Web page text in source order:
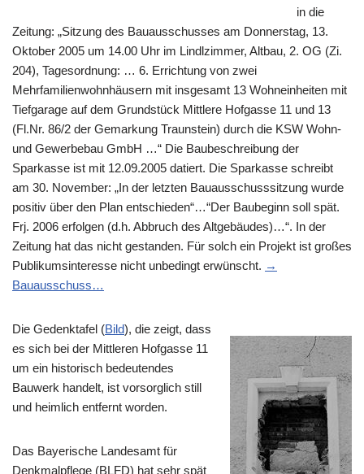
in die
Zeitung: „Sitzung des Bauausschusses am Donnerstag, 13.
Oktober 2005 um 14.00 Uhr im Lindlzimmer, Altbau, 2. OG (Zi.
204), Tagesordnung: … 6. Errichtung von zwei
Mehrfamilienwohnhäusern mit insgesamt 13 Wohneinheiten mit
Tiefgarage auf dem Grundstück Mittlere Hofgasse 11 und 13
(Fl.Nr. 86/2 der Gemarkung Traunstein) durch die KSW Wohn-
und Gewerbebau GmbH …“ Die Baubeschreibung der
Sparkasse ist mit 12.09.2005 datiert. Die Sparkasse schreibt
am 30. November: „In der letzten Bauausschusssitzung wurde
positiv über den Plan entschieden“…“Der Baubeginn soll spät.
Frj. 2006 erfolgen (d.h. Abbruch des Altgebäudes)…“. In der
Zeitung hat das nicht gestanden. Für solch ein Projekt ist großes
Publikumsinteresse nicht unbedingt erwünscht. →
Bauausschuss…
Die Gedenktafel (Bild), die zeigt, dass
es sich bei der Mittleren Hofgasse 11
um ein historisch bedeutendes
Bauwerk handelt, ist vorsorglich still
und heimlich entfernt worden.
Das Bayerische Landesamt für
Denkmalpflege (BLFD) hat sehr spät